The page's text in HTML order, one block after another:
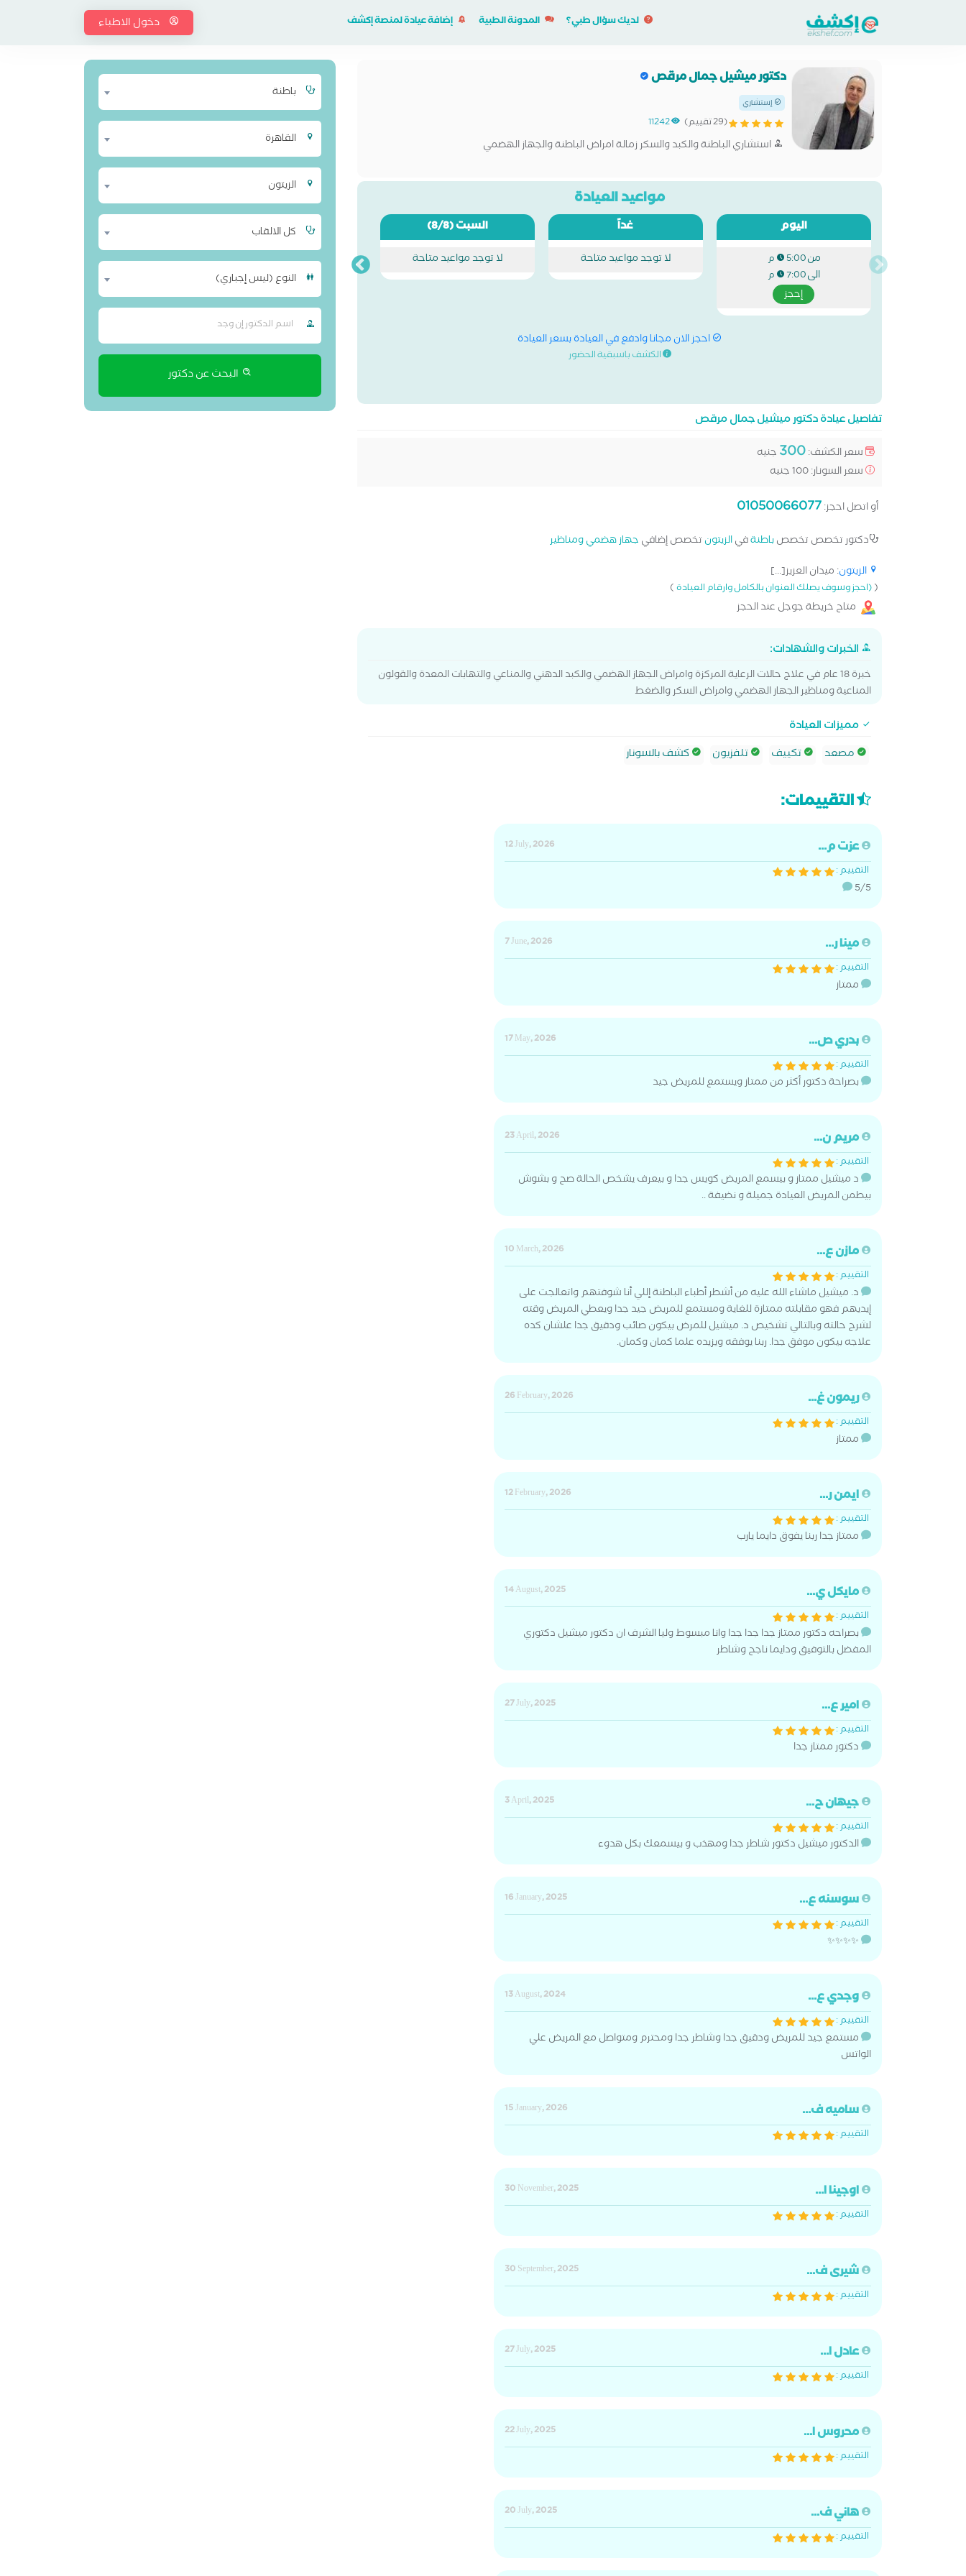
لديك سؤال طبي؟ المدونة الطبية إضافة عيادة لمنصة إكشف دخول الاطباء
دكتور ميشيل جمال مرقص
إستشاري
(29 تقييم) 11242
استشاري الباطنة والكبد والسكر زمالة امراض الباطنة والجهاز الهضمي
مواعيد العيادة
اليوم
من5:00 م
الى7:00 م
إحجز
غداً
لا توجد مواعيد متاحة
السبت(8/8)
لا توجد مواعيد متاحة
احجز الان مجانا وادفع في العيادة بسعر العيادة
الكشف باسبقية الحضور
تفاصيل عيادة دكتور ميشيل جمال مرقص
سعر الكشف:300 جنيه
سعر السونار: 100 جنيه
أو اتصل احجز:01050066077
دكتور تخصص تخصصباطنةفيالزيتون تخصص إضافي جهاز هضمي ومناظير
الزيتون: ميدان العزيز[...]
((احجز وسوف يصلك العنوان بالكامل وارقام العيادة)
متاح خريطة جوجل عند الحجز
الخبرات والشهادات:
خبرة 18 عام في علاج حالات الرعاية المركزة وامراض الجهاز الهضمي والكبد الدهني والمناعي والتهابات المعدة والقولون
المناعية ومناظير الجهاز الهضمي وامراض السكر والضغط
مميزات العيادة
مصعد
تكييف تلفزيون كشف بالسونار
باطنة
القاهرة
الزيتون
كل الالقاب
النوع (ليس إجباري)
البحث عن دكتور
التقييمات:
عزت م...
12 July, 2026
التقييم :
5/5
مينا ر...
7 June, 2026
التقييم :
ممتاز
بدري ص...
17 May, 2026
التقييم :
بصراحة دكتور أكثر من ممتاز ويستمع للمريض جيد
مريم ن...
23 April, 2026
التقييم :
د ميشيل ممتاز و بيسمع المريض كويس جدا و بيعرف يشخص الحالة صح و بشوش
بيطمن المريض العيادة جميلة و نضيفة ..
مازن ع...
10 March, 2026
التقييم :
د. ميشيل ماشاء الله عليه من أشطر أطباء الباطنة إللي أنا شوفتهم واتعالجت على
إيديهم فهو مقابلته ممتازة للغاية ومستمع للمريض جيد جدا ويعطي المريض وقته
لشرح حالته وبالتالي تشخيص د. ميشيل للمرض بيكون صائب ودقيق جدا علشان كده
علاجه بيكون موفق جدا. ربنا يوفقه ويزيده علما كمان وكمان.
ريمون غ...
26 February, 2026
التقييم :
ممتاز
ايمن ر...
12 February, 2026
التقييم :
ممتاز جدا ربنا يفوق دايما يارب
مايكل ي...
14 August, 2025
التقييم :
بصراحه دكتور ممتاز جدا جدا جدا وانا مبسوط وليا الشرف ان دكتور ميشيل دكتوري
المفضل بالتوفيق ودايما ناجح وشاطر
امير ع...
27 July, 2025
التقييم :
دكتور ممتاز جدا
جيهان ح...
3 April, 2025
التقييم :
الدكتور ميشيل دكتور شاطر جدا ومهذب و بيسمعك بكل هدوء
سوسنه ع...
16 January, 2025
التقييم :
✨✨✨✨
وجدي ع...
13 August, 2024
التقييم :
مستمع جيد للمريض ودقيق جدا وشاطر جدا ومحترم ومتواصل مع المريض علي
الواتس
ساميه ف...
15 January, 2026
التقييم :
اوجينا ا...
30 November, 2025
التقييم :
شيرى ف...
30 September, 2025
التقييم :
عادل ا...
27 July, 2025
التقييم :
محروس ا...
22 July, 2025
التقييم :
هاني ف...
20 July, 2025
التقييم :